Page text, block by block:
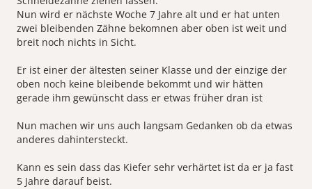
Nun wird er nächste Woche 7 Jahre alt und er hat unten
zwei bleibenden Zähne bekomnen aber oben ist weit und
breit noch nichts in Sicht.
Er ist einer der ältesten seiner Klasse und der einzige der
oben noch keine bleibende bekommt und wir hätten
gerade ihm gewünscht dass er etwas früher dran ist
Nun machen wir uns auch langsam Gedanken ob da etwas
anderes dahintersteckt.
Kann es sein dass das Kiefer sehr verhärtet ist da er ja fast
5 Jahre darauf beist.